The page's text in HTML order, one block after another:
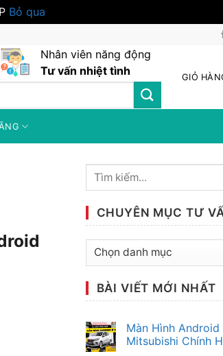
Bỏ qua
Nhân viên năng động
Tư vấn nhiệt tình
GIỎ
CHUYÊN MỤC TƯ
Chuyên
vấnBÀI VIẾT MỚI NHẤT
Màn Hình Android
Mitsubishi Chính